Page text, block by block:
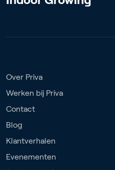
Over Priva
Werken bij Priva
Contact
Blog
Klantverhalen
Evenementen